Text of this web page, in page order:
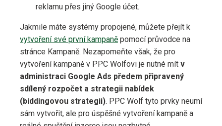
reklamu přes jiný Google účet.
Jakmile máte systémy propojené, můžete přejít k
vytvoření své první kampaně pomocí průvodce na
stránce Kampaně. Nezapomeňte však, že pro
vytvoření kampaně v PPC Wolfovi je nutné mít v
administraci Google Ads předem připravený
sdílený rozpočet a strategii nabídek
(biddingovou strategii). PPC Wolf tyto prvky neumí
sám vytvořit, ale pro úspěšné vytvoření kampaně a